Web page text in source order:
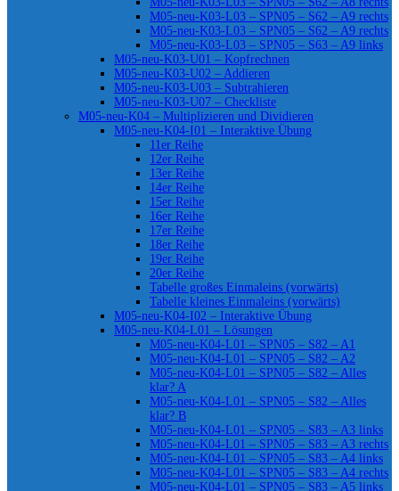
M05-neu-K03-L03 – SPN05 – S62 – A9 rechts
M05-neu-K03-L03 – SPN05 – S62 – A9 rechts
M05-neu-K03-L03 – SPN05 – S63 – A9 links
M05-neu-K03-U01 – Kopfrechnen
M05-neu-K03-U02 – Addieren
M05-neu-K03-U03 – Subtrahieren
M05-neu-K03-U07 – Checkliste
M05-neu-K04 – Multiplizieren und Dividieren
M05-neu-K04-I01 – Interaktive Übung
11er Reihe
12er Reihe
13er Reihe
14er Reihe
15er Reihe
16er Reihe
17er Reihe
18er Reihe
19er Reihe
20er Reihe
Tabelle großes Einmaleins (vorwärts)
Tabelle kleines Einmaleins (vorwärts)
M05-neu-K04-I02 – Interaktive Übung
M05-neu-K04-L01 – Lösungen
M05-neu-K04-L01 – SPN05 – S82 – A1
M05-neu-K04-L01 – SPN05 – S82 – A2
M05-neu-K04-L01 – SPN05 – S82 – Alles
klar? A
M05-neu-K04-L01 – SPN05 – S82 – Alles
klar? B
M05-neu-K04-L01 – SPN05 – S83 – A3 links
M05-neu-K04-L01 – SPN05 – S83 – A3 rechts
M05-neu-K04-L01 – SPN05 – S83 – A4 links
M05-neu-K04-L01 – SPN05 – S83 – A4 rechts
M05-neu-K04-L01 – SPN05 – S83 – A5 links